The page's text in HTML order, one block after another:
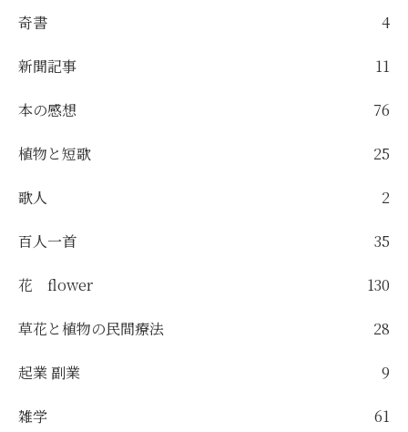
奇書 4
新聞記事 11
本の感想 76
植物と短歌 25
歌人 2
百人一首 35
花 flower 130
草花と植物の民間療法 28
起業 副業 9
雑学 61